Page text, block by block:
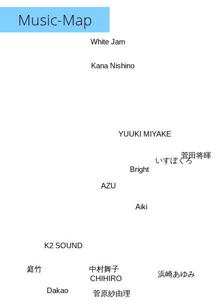
Music-Map
菅原紗由理
中村舞子
CHIHIRO
Aiki
AZU
Dakao
K2 SOUND
Bright
いすぼくろ
浜崎あゆみ
YUUKI MIYAKE
菅田将暉
White Jam
Kana Nishino